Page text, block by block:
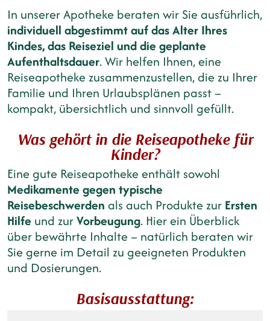
In unserer Apotheke beraten wir Sie ausführlich,
individuell abgestimmt auf das Alter Ihres
Kindes, das Reiseziel und die geplante
Aufenthaltsdauer. Wir helfen Ihnen, eine
Reiseapotheke zusammenzustellen, die zu Ihrer
Familie und Ihren Urlaubsplänen passt –
kompakt, übersichtlich und sinnvoll gefüllt.
Was gehört in die Reiseapotheke für
Kinder?
Eine gute Reiseapotheke enthält sowohl
Medikamente gegen typische
Reisebeschwerden als auch Produkte zur Ersten
Hilfe und zurVorbeugung. Hier ein Überblick
über bewährte Inhalte – natürlich beraten wir
Sie gerne im Detail zu geeigneten Produkten
und Dosierungen.
Basisausstattung: